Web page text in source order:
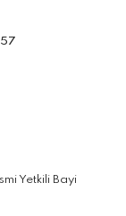
Yetkili Bayi